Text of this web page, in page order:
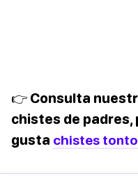
👉 Consulta
chistes de padres,
gusta chistes